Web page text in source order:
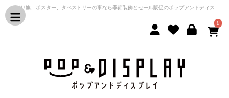
のぼり旗、ポスター、タペストリーの事なら季節装飾とセール販促のポップアンドディス
プレイ
0